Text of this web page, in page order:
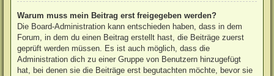
Warum muss mein Beitrag erst freigegeben werden?
Die Board-Administration kann entschieden haben, dass in dem
Forum, in dem du einen Beitrag erstellt hast, die Beiträge zuerst
geprüft werden müssen. Es ist auch möglich, dass die
Administration dich zu einer Gruppe von Benutzern hinzugefügt
hat, bei denen sie die Beiträge erst begutachten möchte, bevor sie